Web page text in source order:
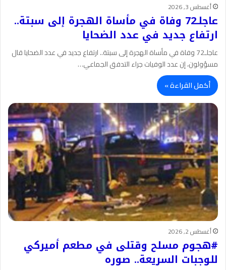
أغسطس 3, 2026
عاجلـ72 وفاة في مأساة الهجرة إلى سبتة..
ارتفاع جديد في عدد الضحايا
عاجلـ72 وفاة في مأساة الهجرة إلى سبتة.. ارتفاع جديد في عدد الضحايا قال
مسؤولون، إن عدد الوفيات جراء التدفق الجماعي…
أكمل القراءة »
أغسطس 2, 2026
#هجوم مسلح وقتلى في مطعم أميركي
للوجبات السريعة.. صوره